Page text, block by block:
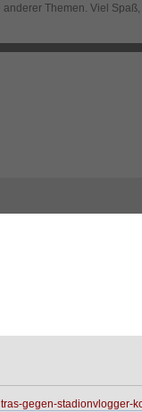
Themen. Viel
gegen-stadionvlogger-